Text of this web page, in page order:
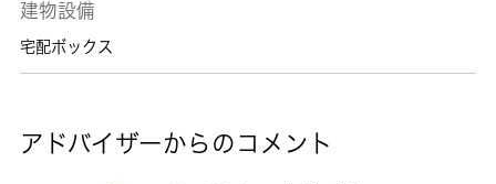
建物設備
宅配ボックス
アドバイザーからのコメント